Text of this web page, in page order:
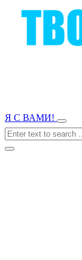
Я С ВАМИ!
Search